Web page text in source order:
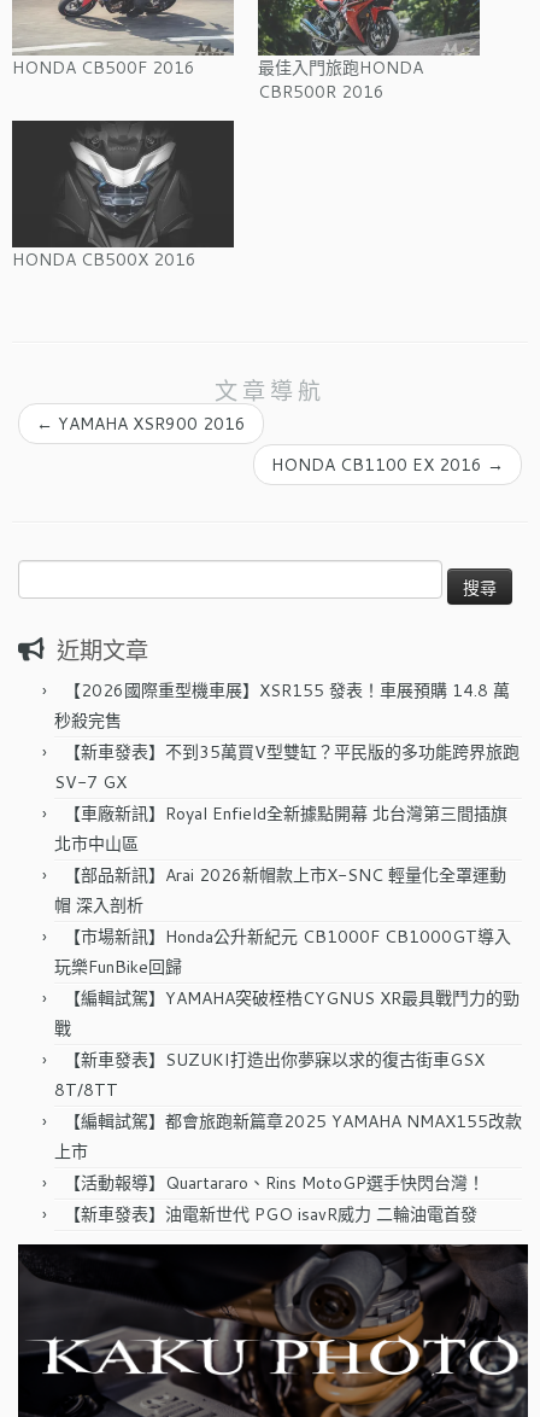
HONDA CB500F 2016
最佳入門旅跑HONDA
CBR500R 2016
HONDA CB500X 2016
文章導航
← YAMAHA XSR900 2016
HONDA CB1100 EX 2016 →
尋
鍵
近期文章
【2026國際重型機車展】XSR155 發表！車展預購 14.8 萬
秒殺完售
【新車發表】不到35萬買V型雙缸？平民版的多功能跨界旅跑
SV-7 GX
【車廠新訊】Royal Enfield全新據點開幕 北台灣第三間插旗
北市中山區
【部品新訊】Arai 2026新帽款上市X-SNC 輕量化全罩運動
帽 深入剖析
【市場新訊】Honda公升新紀元 CB1000F CB1000GT導入
玩樂FunBike回歸
【編輯試駕】YAMAHA突破桎梏CYGNUS XR最具戰鬥力的勁
戰
【新車發表】SUZUKI打造出你夢寐以求的復古街車GSX
8T/8TT
【編輯試駕】都會旅跑新篇章2025 YAMAHA NMAX155改款
上市
【活動報導】Quartararo、Rins MotoGP選手快閃台灣！
【新車發表】油電新世代 PGO isavR威力 二輪油電首發